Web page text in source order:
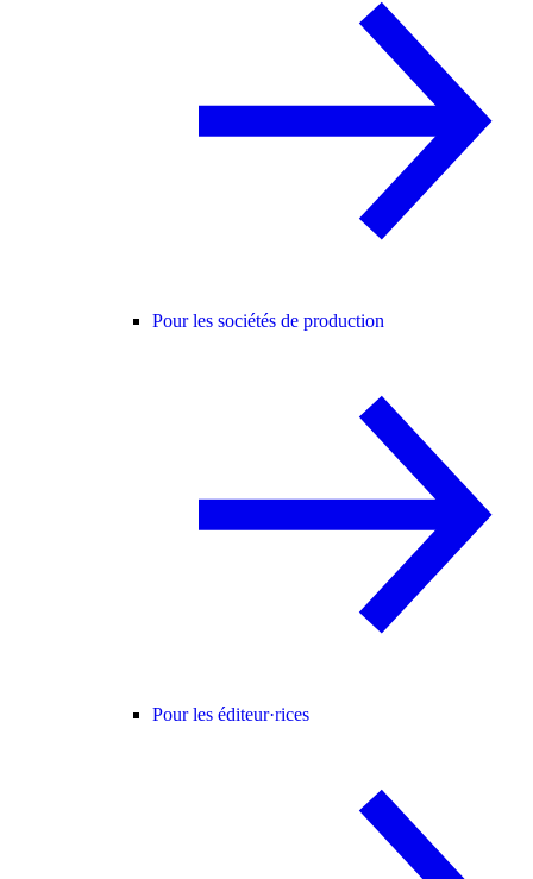
Pour les sociétés de production
Pour les éditeur·rices